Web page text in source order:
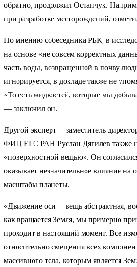
обратно, продолжил Остапчук.
при разработке месторождений,
По мнению собеседника РБК, в
на основе «не совсем корректных
часть воды, возвращенной в почву
игнорируется, в докладе также не
«То есть жидкостей, которые мы
— заключил он.
Другой эксперт— заместитель
ФИЦ ЕГС РАН Руслан Дягилев также
«поверхностной вещью». Он
оказывает незначительное влияние на
масштабы планеты.
«Движение оси— вещь абстрактная,
как вращается Земля, мы примерно
проходит в настоящий момент. Все
относительно смещения всех
массивного тела, которым является